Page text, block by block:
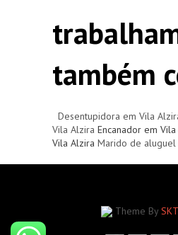
também
Desentupidora em Vila
Vila Alzira Encanador em
Vila Alzira Marido de aluguel
Theme By